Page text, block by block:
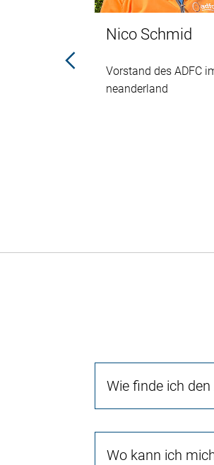
Nico Schmid
Vorstand des ADFC
neanderland
Wie finde ich
Wo kann ich